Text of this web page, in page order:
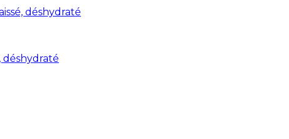
déshydraté
déshydraté